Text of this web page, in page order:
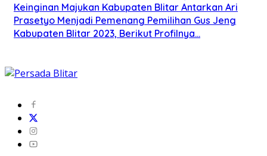
Keinginan Majukan Kabupaten Blitar Antarkan Ari
Prasetyo Menjadi Pemenang Pemilihan Gus Jeng
Kabupaten Blitar 2023, Berikut Profilnya…